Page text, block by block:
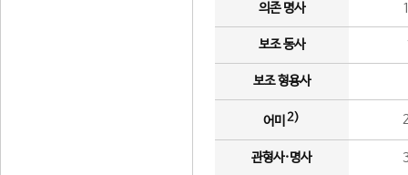
의존 명사
보조 동사
보조 형용사
어미 2)
관형사·명사